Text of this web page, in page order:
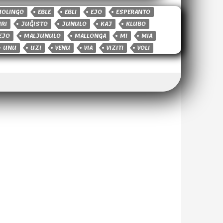
EBLE EBLI EJO
ESPERANTO
JUĜISTO JUNULO KAJ
KLUBO
MALJUNULO MALLONGA MI
MIA
UNU UZI VENU VIA VIZITI VOLI